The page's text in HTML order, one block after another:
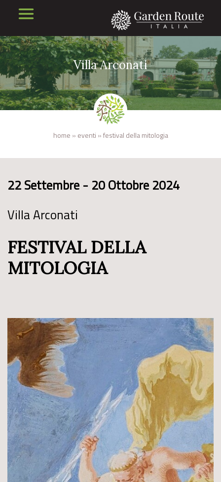
Villa Arconati
home » eventi »festival della mitologia
22 Settembre - 20 Ottobre 2024
Villa Arconati
FESTIVAL DELLA
MITOLOGIA